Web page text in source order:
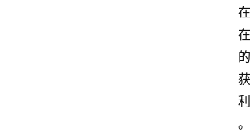
在
在
的
获
利
。